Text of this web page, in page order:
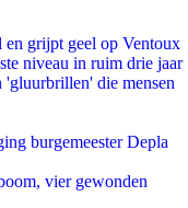
grijpt geel op Ventoux
niveau in ruim drie jaar
die mensen
burgemeester Depla
vier gewonden